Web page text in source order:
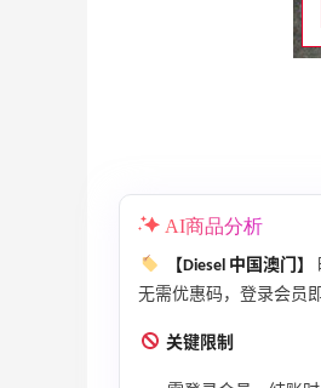
AI商品分析
【Diesel 中国澳门】
无需优惠码，登录会员
关键限制